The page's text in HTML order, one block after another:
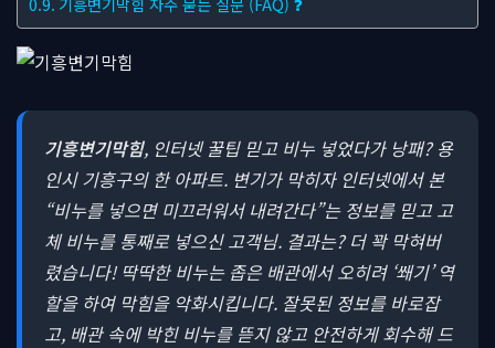
기흥변기막힘, 인터넷 꿀팁 믿고 비누 넣었다가 낭패? 용
인시 기흥구의 한 아파트. 변기가 막히자 인터넷에서 본
“비누를 넣으면 미끄러워서 내려간다”는 정보를 믿고 고
체 비누를 통째로 넣으신 고객님. 결과는? 더 꽉 막혀버
렸습니다! 딱딱한 비누는 좁은 배관에서 오히려 ‘쐐기’ 역
할을 하여 막힘을 악화시킵니다. 잘못된 정보를 바로잡
고, 배관 속에 박힌 비누를 뜯지 않고 안전하게 회수해 드